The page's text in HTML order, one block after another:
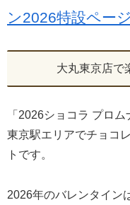
ン2026特設ペー
大丸東京店で
「2026ショコラ プロム
東京駅エリアでチョコ
トです。
2026年のバレンタイン